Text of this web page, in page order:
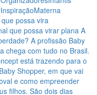
possa vira